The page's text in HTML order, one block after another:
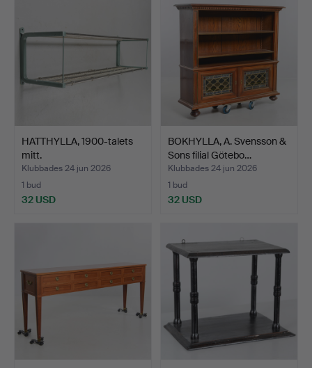
HATTHYLLA, 1900-talets
mitt.
Klubbades 24 jun 2026
1 bud
32 USD
BOKHYLLA, A. Svensson &
Sons filial Götebo…
Klubbades 24 jun 2026
1 bud
32 USD